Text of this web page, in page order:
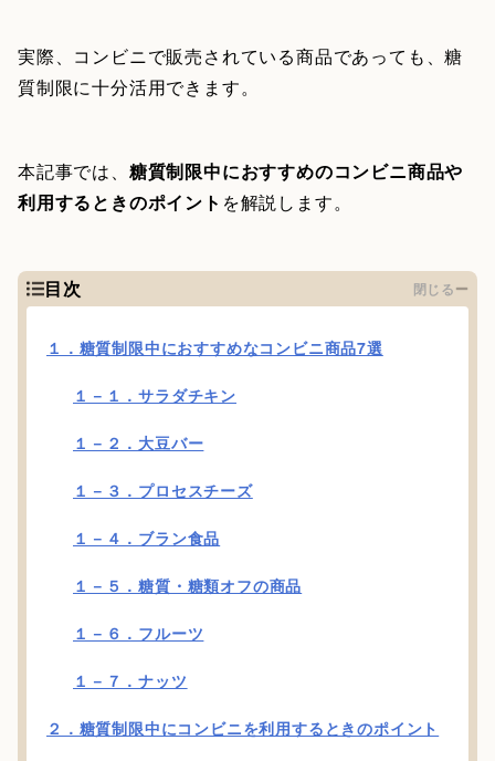
実際、コンビニで販売されている商品であっても、糖
質制限に十分活用できます。
本記事では、 糖質制限中におすすめのコンビニ商品や
利用するときのポイント を解説します。
目次 閉じる
１．糖質制限中におすすめなコンビニ商品7選
１－１．サラダチキン
１－２．大豆バー
１－３．プロセスチーズ
１－４．ブラン食品
１－５．糖質・糖類オフの商品
１－６．フルーツ
１－７．ナッツ
２．糖質制限中にコンビニを利用するときのポイント